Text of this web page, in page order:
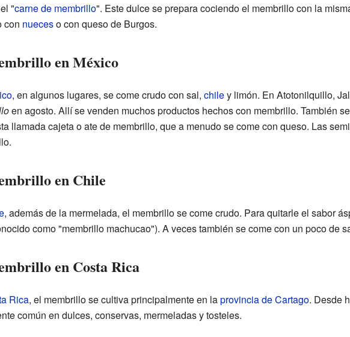
"carne de membrillo". Este dulce se prepara cociendo el membrillo con la
con nueceso con queso de Burgos.
en México
, en algunos lugares, se come crudo con sal, chiley limón. En Atotonilquillo,
en agosto. Allí se venden muchos productos hechos con membrillo. También
llamada cajeta o ate de membrillo, que a menudo se come con queso. Las
en Chile
, además de la mermelada, el membrillo se come crudo. Para quitarle el sabor
como "membrillo machucao"). A veces también se come con un poco de
en Costa Rica
Rica, el membrillo se cultiva principalmente en laprovincia de Cartago. Desde
común en dulces, conservas, mermeladas y tosteles.